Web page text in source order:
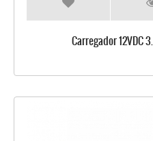
Carregador 12VDC